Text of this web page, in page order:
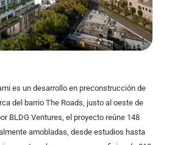
es un desarrollo en preconstrucción de
del barrio The Roads, justo al oeste de
BLDG Ventures, el proyecto reúne 148
amobladas, desde estudios hasta